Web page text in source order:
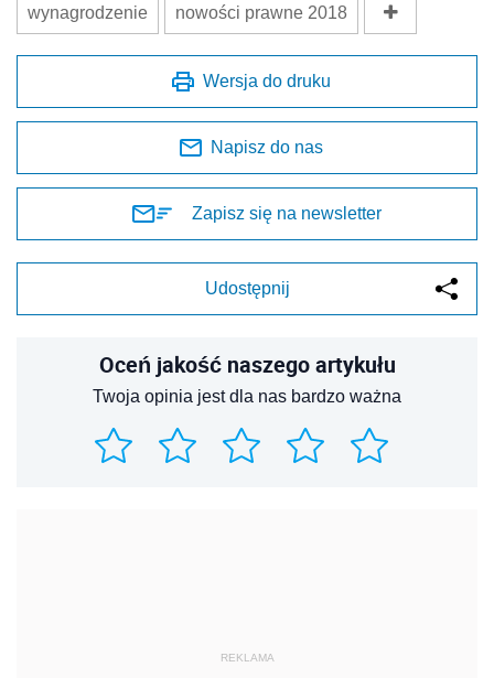
wynagrodzenie nowości prawne 2018
Wersja do druku
Napisz do nas
Zapisz się na newsletter
Udostępnij
Oceń jakość naszego artykułu
Twoja opinia jest dla nas bardzo ważna
REKLAMA